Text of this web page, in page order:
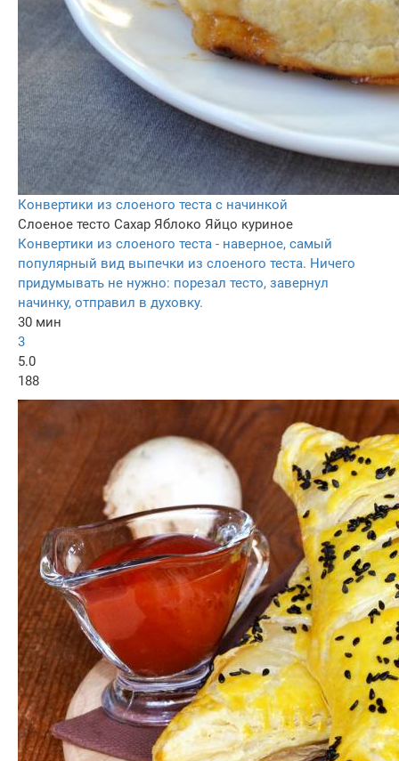
Конвертики из слоеного теста с начинкой
Слоеное тесто Сахар Яблоко Яйцо куриное
Конвертики из слоеного теста - наверное, самый
популярный вид выпечки из слоеного теста. Ничего
придумывать не нужно: порезал тесто, завернул
начинку, отправил в духовку.
30 мин
3
5.0
188